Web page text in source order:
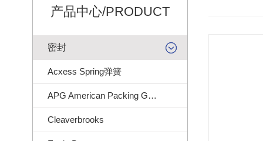
产品中心/PRODUCT
密封
Acxess Spring弹簧
APG American Packing Gasket
Cleaverbrooks